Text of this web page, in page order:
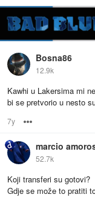
Bosna86
12.9k
Kawhi u Lakersima mi
bi se pretvorio u nesto
7y
marcio
52.7k
Koji transferi su gotovi?
Gdje se može to pratiti